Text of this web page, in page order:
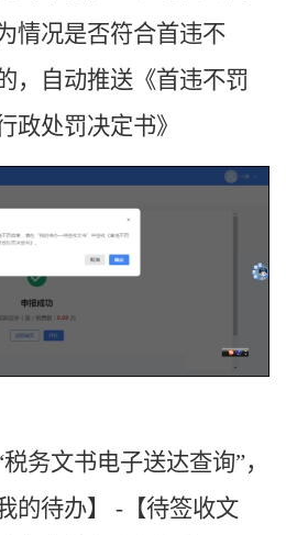
情况是否符合首违不
，自动推送《首违不罚
政处罚决定书》
税务文书电子送达查询”，
的待办】 -【待签收文